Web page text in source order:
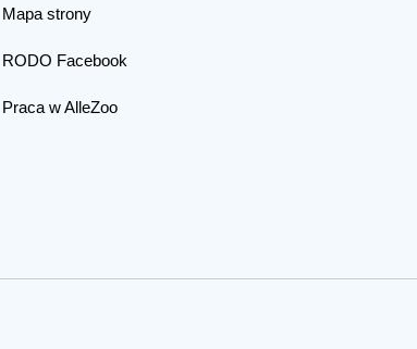
Mapa strony
RODO Facebook
Praca w AlleZoo